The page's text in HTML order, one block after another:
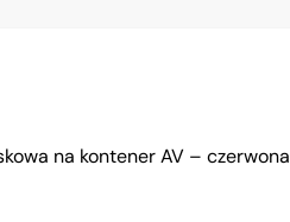
na kontener AV – czerwona